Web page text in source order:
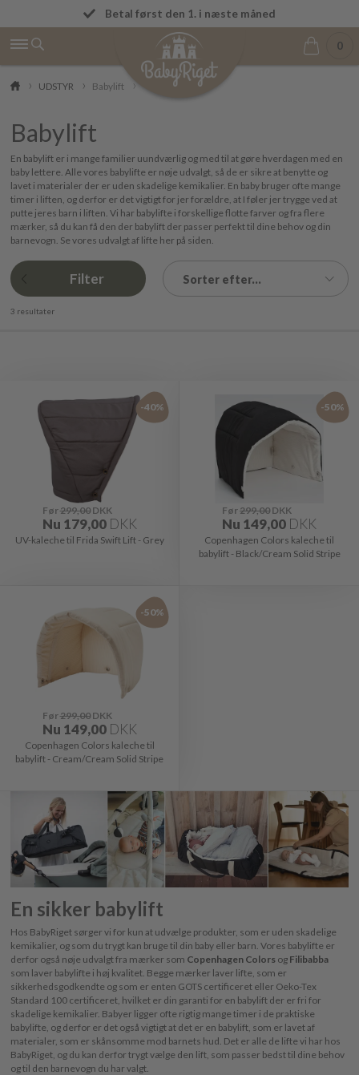
Fremragende på Trustpilot ★★★★★ 4,9/5
Betal først den 1. i næste måned
0
UDSTYR Babylift
Babylift
En babylift er i mange familier uundværlig og med til at gøre hverdagen med en
baby lettere. Alle vores babylifte er nøje udvalgt, så de er sikre at benytte og
lavet i materialer der er uden skadelige kemikalier. En baby bruger ofte mange
timer i liften, og derfor er det vigtigt for jer forældre, at I føler jer trygge ved at
putte jeres barn i liften. Vi har babylifte i forskellige flotte farver og fra flere
mærker, så du kan få den der babylift der passer perfekt til dine behov og din
barnevogn. Se vores udvalgt af lifte her på siden.
Filter Sorter efter...
3 resultater
-40%
Før299,00DKK
Nu 179,00 DKK
UV-kaleche til Frida Swift Lift - Grey
-50%
Før299,00 DKK
Nu 149,00 DKK
Copenhagen Colors kaleche til
babylift - Black/Cream Solid Stripe
-50%
Før299,00DKK
Nu 149,00 DKK
Copenhagen Colors kaleche til
babylift - Cream/Cream Solid Stripe
En sikker babylift
Hos BabyRiget sørger vi for kun at udvælge produkter, som er uden skadelige
kemikalier, og som du trygt kan bruge til din baby eller barn. Vores babylifte er
derfor også nøje udvalgt fra mærker som Copenhagen Colorsog Filibabba
som laver babylifte i høj kvalitet. Begge mærker laver lifte, som er
sikkerhedsgodkendte og som er enten GOTS certificeret eller Oeko-Tex
Standard 100 certificeret, hvilket er din garanti for en babylift der er fri for
skadelige kemikalier. Babyer ligger ofte rigtig mange timer i de praktiske
babylifte, og derfor er det også vigtigt at det er en babylift, som er lavet af
materialer, som er skånsomme mod barnets hud. Det er alle de lifte vi har hos
BabyRiget, og du kan derfor trygt vælge den lift, som passer bedst til dine behov
og til den barnevogn du har valgt.